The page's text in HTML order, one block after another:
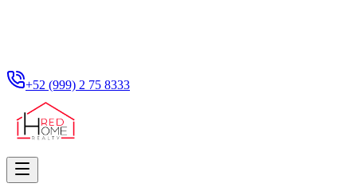
+52 (999) 2 75 8333